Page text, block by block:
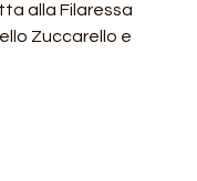
alla Filaressa
Zuccarello e